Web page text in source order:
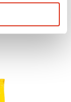
origano